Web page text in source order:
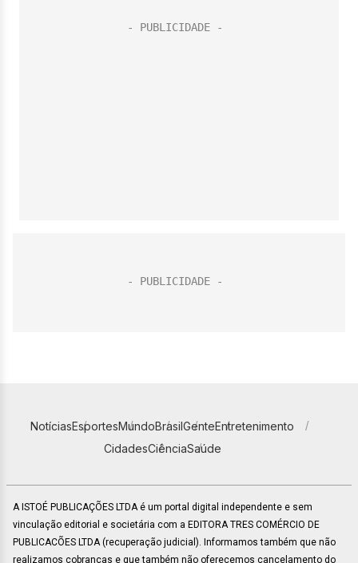
NotíciasEsportesMundoBrasilGenteEntretenimento
CidadesCiênciaSaúde
A ISTOÉ PUBLICAÇÕES LTDA é um portal digital independente e sem
vinculação editorial e societária com a EDITORA TRES COMÉRCIO DE
PUBLICACÕES LTDA (recuperação judicial). Informamos também que não
realizamos cobranças e que também não oferecemos cancelamento do